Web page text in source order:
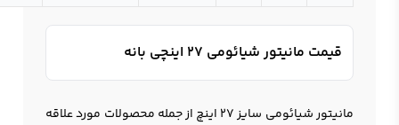
قیمت مانیتور شیائومی 27 اینچی بانه
مانيتور شيائومي سایز 27 اينچ از جمله محصولات مورد علاقه